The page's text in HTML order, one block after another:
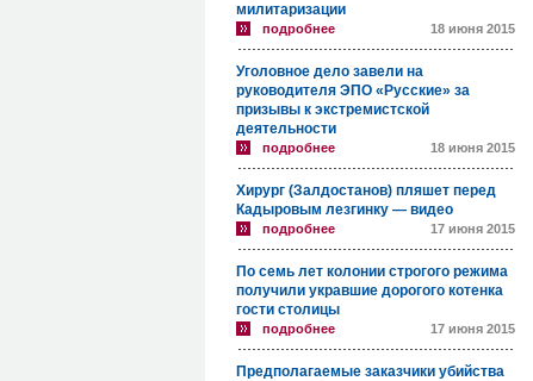
милитаризации
подробнее 18 июня 2015
Уголовное дело завели на
руководителя ЭПО «Русские» за
призывы к экстремистской
деятельности
подробнее 18 июня 2015
Хирург (Залдостанов) пляшет перед
Кадыровым лезгинку — видео
подробнее 17 июня 2015
По семь лет колонии строгого режима
получили укравшие дорогого котенка
гости столицы
подробнее 17 июня 2015
Предполагаемые заказчики убийства